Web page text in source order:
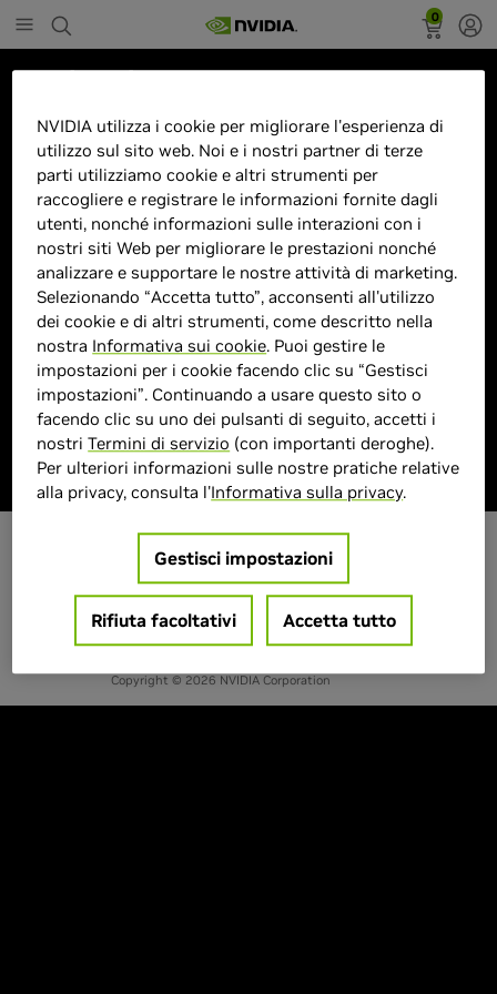
0
Marketplace
32GS94UX-B.AEU Monitor PC
81,3 cm (32") 3840 x 2160 Pixel
4K Ultra HD OLED Nero
> Display :
32 pollici"| 3840 x 2160 |
> MPN : 8806096269770
Prodotto esaurito
IT - ITALIA
Privacy Termini di servizio Contatti
Copyright © 2026 NVIDIA Corporation
NVIDIA utilizza i cookie per migliorare l'esperienza di
utilizzo sul sito web. Noi e i nostri partner di terze
parti utilizziamo cookie e altri strumenti per
raccogliere e registrare le informazioni fornite dagli
utenti, nonché informazioni sulle interazioni con i
nostri siti Web per migliorare le prestazioni nonché
analizzare e supportare le nostre attività di marketing.
Selezionando “Accetta tutto”, acconsenti all'utilizzo
dei cookie e di altri strumenti, come descritto nella
nostra Informativa sui cookie. Puoi gestire le
impostazioni per i cookie facendo clic su “Gestisci
impostazioni”. Continuando a usare questo sito o
facendo clic su uno dei pulsanti di seguito, accetti i
nostriTermini di servizio (con importanti deroghe).
Per ulteriori informazioni sulle nostre pratiche relative
alla privacy, consulta l'Informativa sulla privacy.
Gestisci impostazioni
Rifiuta facoltativi Accetta tutto